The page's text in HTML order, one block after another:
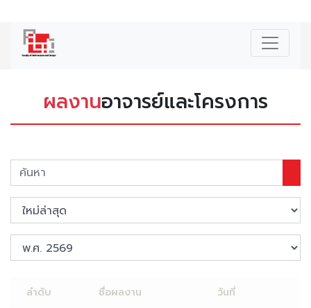
ผลงานอาจารย์และโครงการ
ลำดับ ชื่อผลงาน วันที่